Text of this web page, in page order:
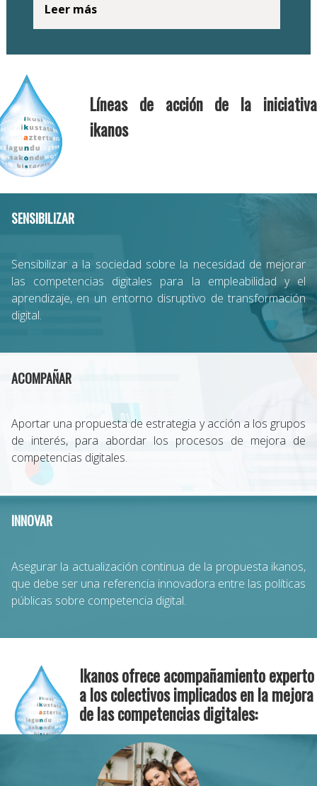
Leer más
Líneas de acción de la iniciativa
ikanos
SENSIBILIZAR
Sensibilizar a la sociedad sobre la necesidad de mejorar
las competencias digitales para la empleabilidad y el
aprendizaje, en un entorno disruptivo de transformación
digital.
ACOMPAÑAR
Aportar una propuesta de estrategia y acción a los grupos
de interés, para abordar los procesos de mejora de
competencias digitales.
INNOVAR
Asegurar la actualización continua de la propuesta ikanos,
que debe ser una referencia innovadora entre las políticas
públicas sobre competencia digital.
Ikanos ofrece acompañamiento experto
a los colectivos implicados en la mejora
de las competencias digitales: